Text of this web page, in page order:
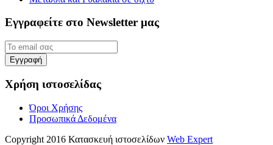
Εγγραφείτε στο Newsletter μας
Χρήση ιστοσελίδας
Όροι Χρήσης
Προσωπικά Δεδομένα
Copyright 2016 Κατασκευή ιστοσελίδων Web Expert